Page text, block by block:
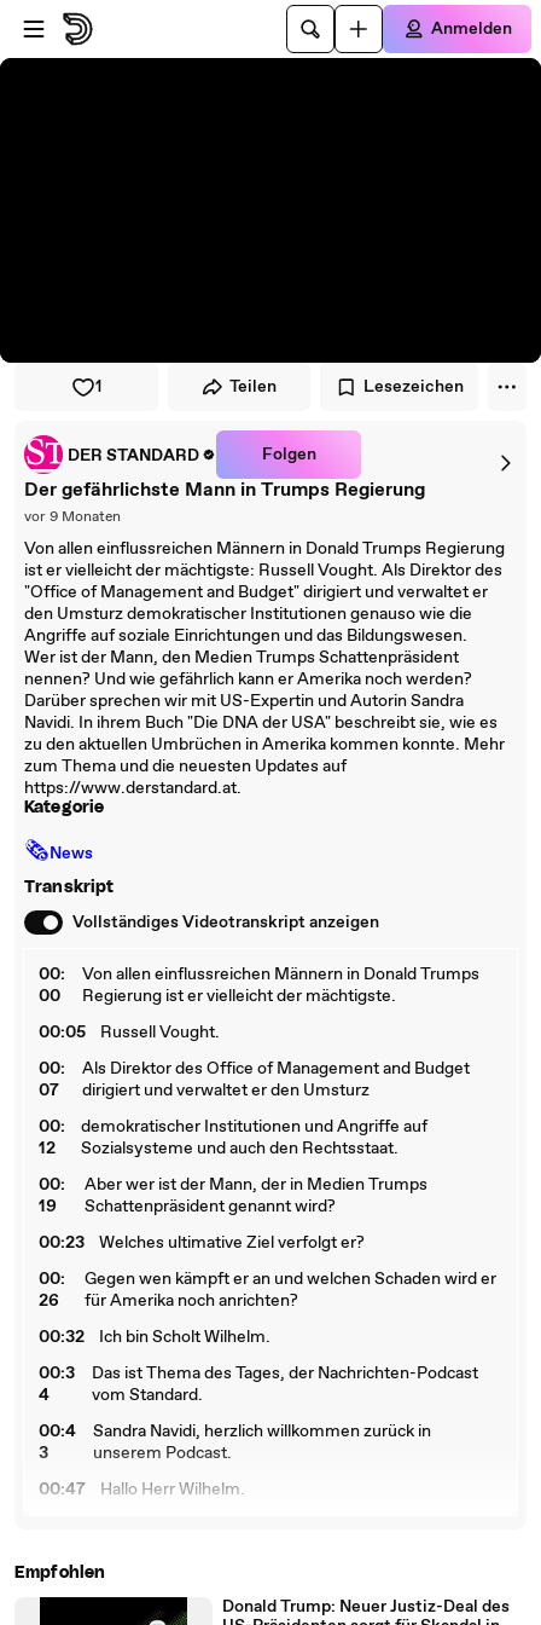
Zum Player springen
Zum Hauptinhalt springen
Anmelden
1 Teilen Lesezeichen
DER STANDARD Folgen
Der gefährlichste Mann in Trumps Regierung
vor 9 Monaten
Von allen einflussreichen Männern in Donald Trumps Regierung
ist er vielleicht der mächtigste: Russell Vought. Als Direktor des
"Office of Management and Budget" dirigiert und verwaltet er
den Umsturz demokratischer Institutionen genauso wie die
Angriffe auf soziale Einrichtungen und das Bildungswesen.
Wer ist der Mann, den Medien Trumps Schattenpräsident
nennen? Und wie gefährlich kann er Amerika noch werden?
Darüber sprechen wir mit US-Expertin und Autorin Sandra
Navidi. In ihrem Buch "Die DNA der USA" beschreibt sie, wie es
zu den aktuellen Umbrüchen in Amerika kommen konnte. Mehr
zum Thema und die neuesten Updates auf
https://www.derstandard.at.
Kategorie
🗞News
Transkript
Vollständiges Videotranskript anzeigen
00:
00
Von allen einflussreichen Männern in Donald Trumps
Regierung ist er vielleicht der mächtigste.
00:05
Russell Vought.
00:
07
Als Direktor des Office of Management and Budget
dirigiert und verwaltet er den Umsturz
00:
12
demokratischer Institutionen und Angriffe auf
Sozialsysteme und auch den Rechtsstaat.
00:
19
Aber wer ist der Mann, der in Medien Trumps
Schattenpräsident genannt wird?
00:23
Welches ultimative Ziel verfolgt er?
00:
26
Gegen wen kämpft er an und welchen Schaden wird er
für Amerika noch anrichten?
00:32
Ich bin Scholt Wilhelm.
00:3
4
Das ist Thema des Tages, der Nachrichten-Podcast
vom Standard.
00:4
3
Sandra Navidi, herzlich willkommen zurück in
unserem Podcast.
00:47
Hallo Herr Wilhelm.
00:
Sie dokumentieren die Veränderungen, die in den USA
von sich gehen.
Empfohlen
Donald Trump: Neuer Justiz-Deal des